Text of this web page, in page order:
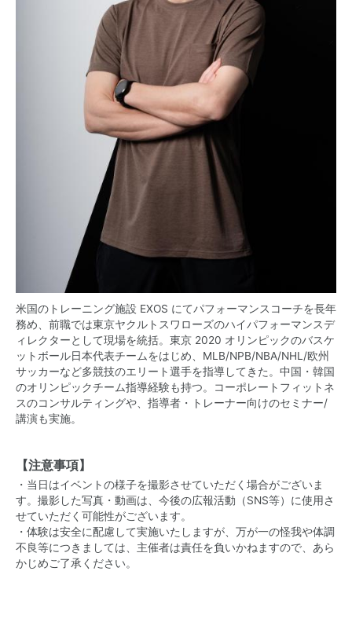
米国のトレーニング施設 EXOS にてパフォーマンスコーチを長年
務め、前職では東京ヤクルトスワローズのハイパフォーマンスデ
ィレクターとして現場を統括。東京 2020 オリンピックのバスケ
ットボール日本代表チームをはじめ、MLB/NPB/NBA/NHL/欧州
サッカーなど多競技のエリート選手を指導してきた。中国・韓国
のオリンピックチーム指導経験も持つ。コーポレートフィットネ
スのコンサルティングや、指導者・トレーナー向けのセミナー/
講演も実施。
【注意事項】
・当日はイベントの様子を撮影させていただく場合がございま
す。撮影した写真・動画は、今後の広報活動（SNS等）に使用さ
せていただく可能性がございます。
・体験は安全に配慮して実施いたしますが、万が一の怪我や体調
不良等につきましては、主催者は責任を負いかねますので、あら
かじめご了承ください。